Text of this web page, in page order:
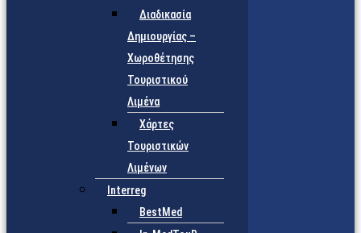
Διαδικασία
Δημιουργίας –
Χωροθέτησης
Τουριστικού
Λιμένα
Χάρτες
Τουριστικών
Λιμένων
Interreg
BestMed